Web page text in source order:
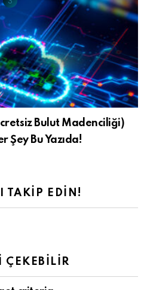
Bulut Madenciliği)
Şey Bu Yazıda!
TAKIP EDIN!
ÇEKEBILIR